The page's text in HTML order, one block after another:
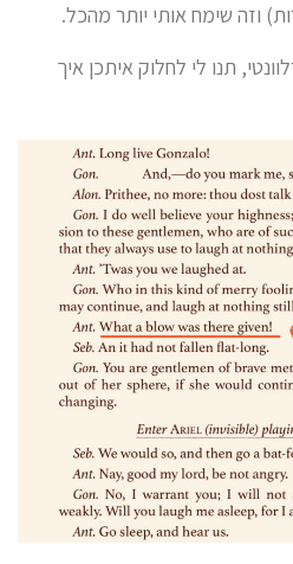
וזה שימח אותי יותר מהכל.
תנו לי לחלוק איתכן איך